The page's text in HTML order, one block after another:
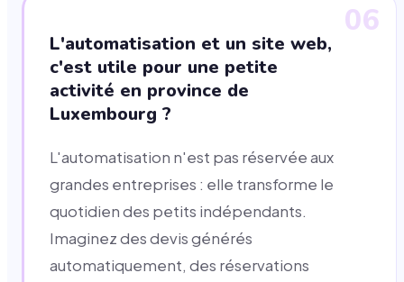
06
L'automatisation et un site web,
c'est utile pour une petite
activité en province de
Luxembourg ?
L'automatisation n'est pas réservée aux
grandes entreprises : elle transforme le
quotidien des petits indépendants.
Imaginez des devis générés
automatiquement, des réservations